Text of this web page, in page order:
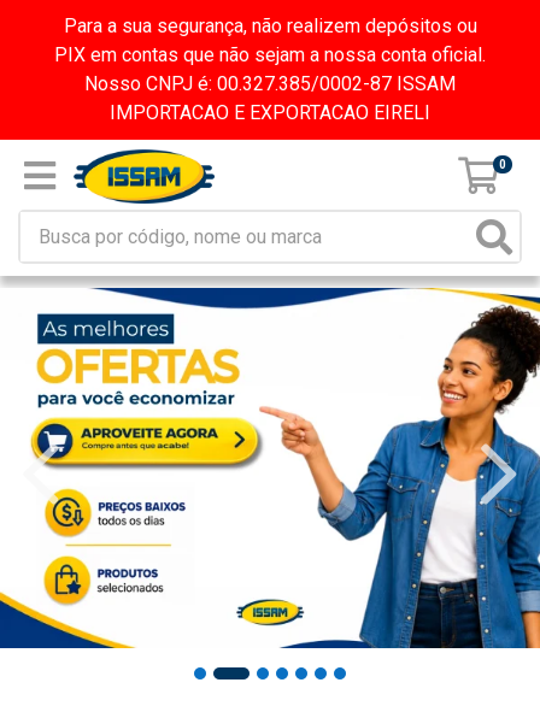
Para a sua segurança, não realizem depósitos ou
PIX em contas que não sejam a nossa conta oficial.
Nosso CNPJ é: 00.327.385/0002-87 ISSAM
IMPORTACAO E EXPORTACAO EIRELI
0